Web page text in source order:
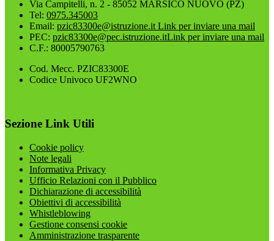
Via Campitelli, n. 2 - 85052 MARSICO NUOVO (PZ)
Tel: 0975.345003
Email: pzic83300e@istruzione.it Link per inviare una mail
PEC: pzic83300e@pec.istruzione.itLink per inviare una mail
C.F.: 80005790763
Cod. Mecc. PZIC83300E
Codice Univoco UF2WNO
Sezione Link Utili
Cookie policy
Note legali
Informativa Privacy
Ufficio Relazioni con il Pubblico
Dichiarazione di accessibilità
Obiettivi di accessibilità
Whistleblowing
Gestione consensi cookie
Amministrazione trasparente